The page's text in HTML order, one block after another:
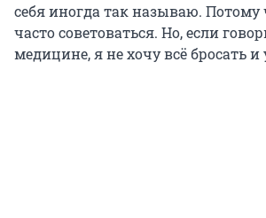
себя иногда так называю.
часто советоваться. Но, если
медицине, я не хочу всё бросать и